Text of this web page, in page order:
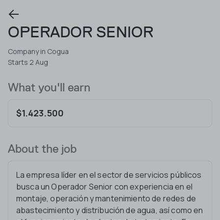
OPERADOR SENIOR
Company in Cogua
Starts 2 Aug
What you'll earn
$1.423.500
About the job
La empresa líder en el sector de servicios públicos
busca un Operador Senior con experiencia en el
montaje, operación y mantenimiento de redes de
abastecimiento y distribución de agua, así como en